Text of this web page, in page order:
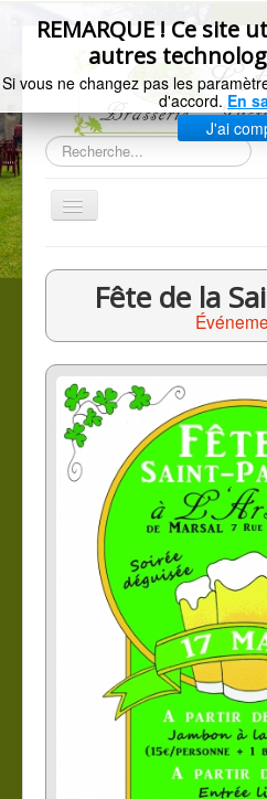
Rechercher
Basculer
Gazette de l'Arsenal
Distillerie artisanale
Les légumes du jardin
C.G.V.
Mentions légales
Contact
Vous êtes ici : Accueil
Fête de la Saint-Patrick
REMARQUE ! Ce site
autres
Si vous ne changez pas les
d'accord. En
J'ai
Fête de la
précédenteprécédent